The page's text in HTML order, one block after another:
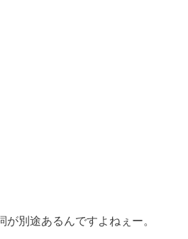
別途あるんですよねぇー。